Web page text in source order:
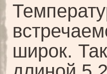
широк.